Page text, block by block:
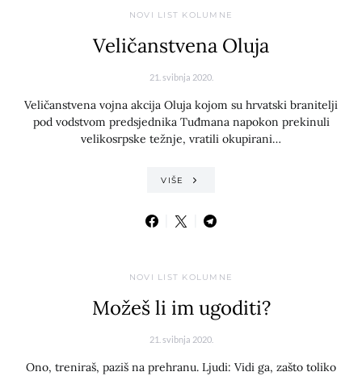
NOVI LIST KOLUMNE
Veličanstvena Oluja
21. svibnja 2020.
Veličanstvena vojna akcija Oluja kojom su hrvatski branitelji
pod vodstvom predsjednika Tuđmana napokon prekinuli
velikosrpske težnje, vratili okupirani…
VIŠE
NOVI LIST KOLUMNE
Možeš li im ugoditi?
21. svibnja 2020.
Ono, treniraš, paziš na prehranu. Ljudi: Vidi ga, zašto toliko